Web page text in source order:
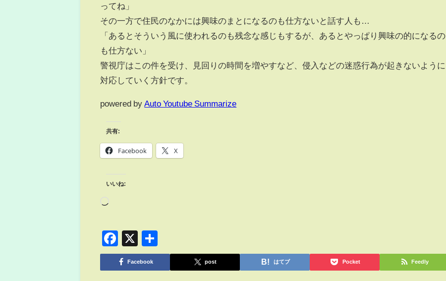
ってね」
その一方で住民のなかには興味のまとになるのも仕方ないと話す人も…
「あるとそういう風に使われるのも残念な感じもするが、あるとやっぱり興味の的になるの
も仕方ない」
警視庁はこの件を受け、見回りの時間を増やすなど、侵入などの迷惑行為が起きないように
対応していく方針です。
powered by Auto Youtube Summarize
共有:
Facebook X
いいね:
Facebook
X
有
Facebook post はてブ Pocket Feedly